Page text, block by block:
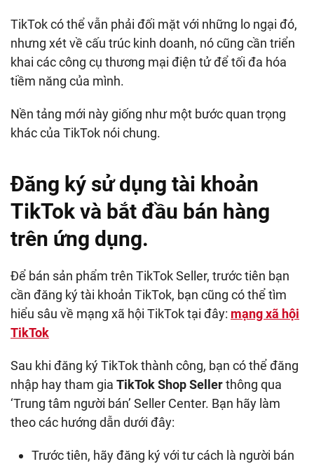
TikTok có thể vẫn phải đối mặt với những lo ngại đó,
nhưng xét về cấu trúc kinh doanh, nó cũng cần triển
khai các công cụ thương mại điện tử để tối đa hóa
tiềm năng của mình.
Nền tảng mới này giống như một bước quan trọng
khác của TikTok nói chung.
Đăng ký sử dụng tài khoản
TikTok và bắt đầu bán hàng
trên ứng dụng.
Để bán sản phẩm trên TikTok Seller, trước tiên bạn
cần đăng ký tài khoản TikTok, bạn cũng có thể tìm
hiểu sâu về mạng xã hội TikTok tại đây: mạng xã hội
TikTok
Sau khi đăng ký TikTok thành công, bạn có thể đăng
nhập hay tham gia TikTok Shop Sellerthông qua
‘Trung tâm người bán’ Seller Center. Bạn hãy làm
theo các hướng dẫn dưới đây:
Trước tiên, hãy đăng ký với tư cách là người bán